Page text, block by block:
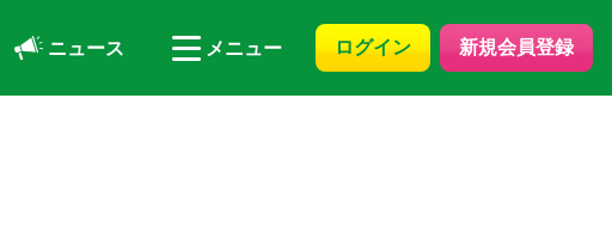
ニュース メニュー ログイン 新規会員登録